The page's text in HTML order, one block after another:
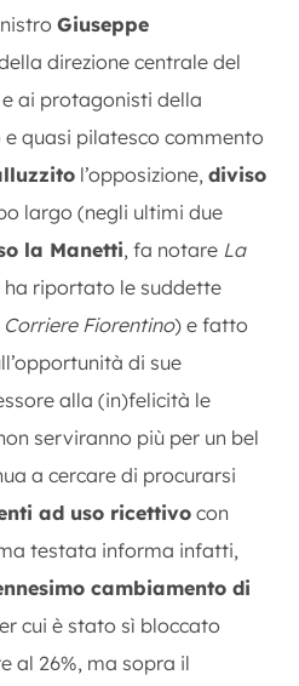
Giuseppe
direzione centrale del
e ai protagonisti della
quasi pilatesco commento
l’opposizione, diviso
largo (negli ultimi due
la Manetti, fa notare La
ha riportato le suddette
Corriere Fiorentino) e fatto
di sue
alla (in)felicità le
serviranno più per un bel
a cercare di procurarsi
ad uso ricettivo con
testata informa infatti,
cambiamento di
cui è stato sì bloccato
al 26%, ma sopra il